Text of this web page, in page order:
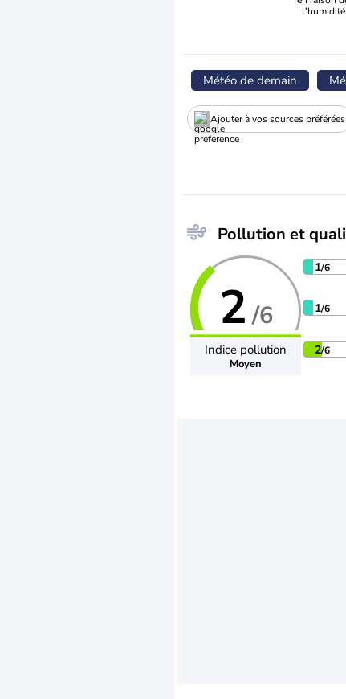
l'humidité
Météo de demain
Ajouter à vos sources préférées
Pollution et
2 /6
Indice pollution
Moyen
1/6
1/6
2/6